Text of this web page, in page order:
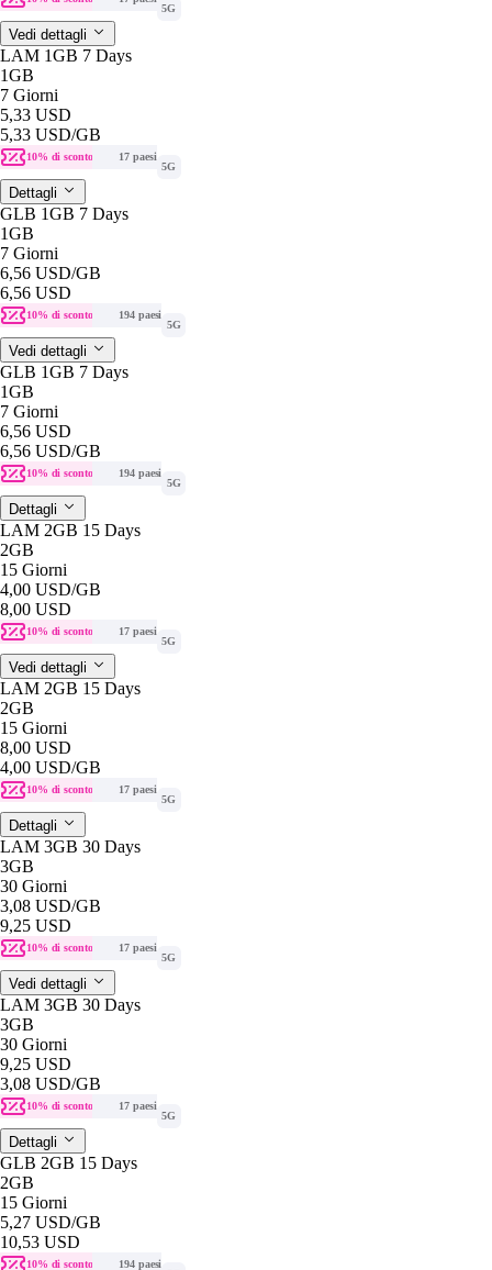
5G
Vedi dettagli
LAM 1GB 7 Days
1GB
7 Giorni
5,33 USD
5,33 USD/GB
10% di sconto
17 paesi
5G
Dettagli
GLB 1GB 7 Days
1GB
7 Giorni
6,56 USD/GB
6,56 USD
10% di sconto
194 paesi
5G
Vedi dettagli
GLB 1GB 7 Days
1GB
7 Giorni
6,56 USD
6,56 USD/GB
10% di sconto
194 paesi
5G
Dettagli
LAM 2GB 15 Days
2GB
15 Giorni
4,00 USD/GB
8,00 USD
10% di sconto
17 paesi
5G
Vedi dettagli
LAM 2GB 15 Days
2GB
15 Giorni
8,00 USD
4,00 USD/GB
10% di sconto
17 paesi
5G
Dettagli
LAM 3GB 30 Days
3GB
30 Giorni
3,08 USD/GB
9,25 USD
10% di sconto
17 paesi
5G
Vedi dettagli
LAM 3GB 30 Days
3GB
30 Giorni
9,25 USD
3,08 USD/GB
10% di sconto
17 paesi
5G
Dettagli
GLB 2GB 15 Days
2GB
15 Giorni
5,27 USD/GB
10,53 USD
10% di sconto
194 paesi